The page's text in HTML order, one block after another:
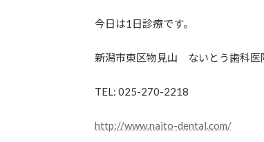
今日は1日診療です。
新潟市東区物見山 ないとう歯科医
TEL: 025-270-2218
http://www.naito-dental.com/